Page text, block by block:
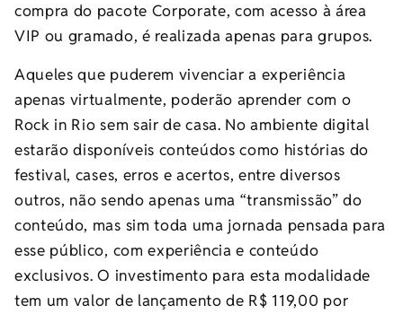
compra do pacote Corporate, com acesso à área
VIP ou gramado, é realizada apenas para grupos.
Aqueles que puderem vivenciar a experiência
apenas virtualmente, poderão aprender com o
Rock in Rio sem sair de casa. No ambiente digital
estarão disponíveis conteúdos como histórias do
festival, cases, erros e acertos, entre diversos
outros, não sendo apenas uma “transmissão” do
conteúdo, mas sim toda uma jornada pensada para
esse público, com experiência e conteúdo
exclusivos. O investimento para esta modalidade
tem um valor de lançamento de R$ 119,00 por